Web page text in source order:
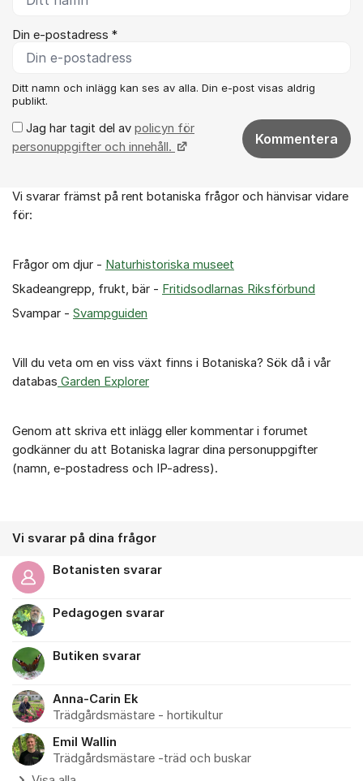
Din e-postadress *
Ditt namn och inlägg kan ses av alla. Din e-post visas aldrig
publikt.
Jag har tagit del av policyn för
personuppgifter och innehåll.
Kommentera
Om forumet
Vi svarar främst på rent botaniska frågor och hänvisar vidare
för:
Frågor om djur - Naturhistoriska museet
Skadeangrepp, frukt, bär - Fritidsodlarnas Riksförbund
Svampar - Svampguiden
Vill du veta om en viss växt finns i Botaniska? Sök då i vår
databas Garden Explorer
Genom att skriva ett inlägg eller kommentar i forumet
godkänner du att Botaniska lagrar dina personuppgifter
(namn, e-postadress och IP-adress).
Vi svarar på dina frågor
Botanisten svarar
Pedagogen svarar
Butiken svarar
Anna-Carin Ek
Trädgårdsmästare - hortikultur
Emil Wallin
Trädgårdsmästare -träd och buskar